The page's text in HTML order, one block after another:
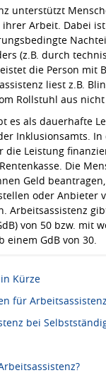
unterstützt
Arbeit. Dabei
(z.B. durch
die Person mit
liest z.B.
Rollstuhl aus
es als dauerhafte
Inklusionsamts. In
die Leistung
Die
Geld
oder Anbieter
Arbeitsassistenz
von 50 bzw. mit
einem GdB von 30.
Kürze
für Arbeitsassistenz
bei